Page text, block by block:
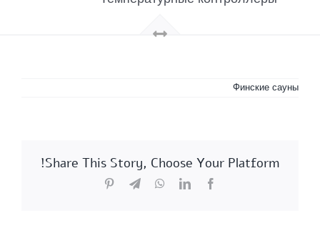
Финские сауны
Share This Story, Choose Your Platform!
Facebook
LinkedIn
WhatsApp
Telegram